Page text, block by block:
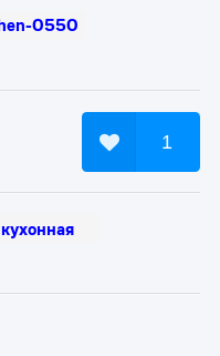
0550
1
кухонная